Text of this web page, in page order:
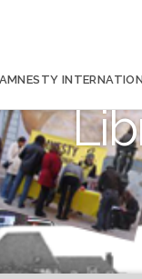
AMNESTY